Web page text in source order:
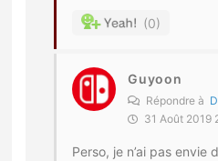
0
Guyoon
Répondre à
31 Août 2019
Perso, je n’ai pas envie